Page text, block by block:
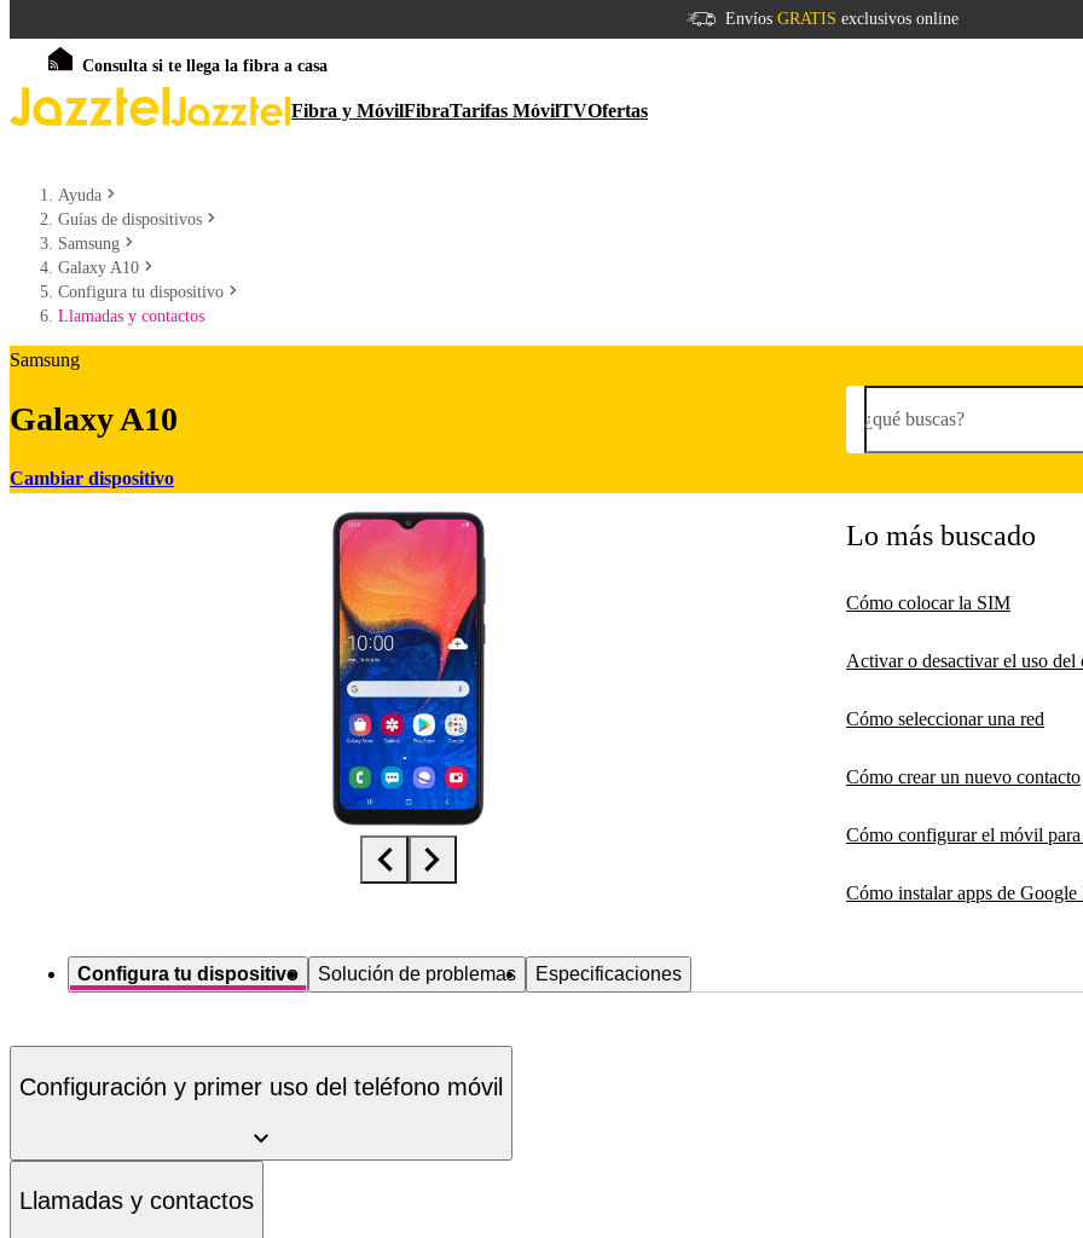
Envíos GRATIS exclusivos online
Consulta si te llega la fibra a casa
Fibra y MóvilFibraTarifas MóvilTVOfertas
Ayuda
Guías de dispositivos
Samsung
Galaxy A10
Configura tu dispositivo
Llamadas y contactos
Samsung
Galaxy A10
Cambiar dispositivo
¿qué buscas?
Lo más buscado
Cómo colocar la SIM
Activar o desactivar el uso del
Cómo seleccionar una red
Cómo crear un nuevo contacto
Cómo configurar el móvil
Cómo instalar apps de Google
Configura tu dispositivo Solución de problemas Especificaciones
Configuración y primer uso del teléfono móvil
Llamadas y contactos